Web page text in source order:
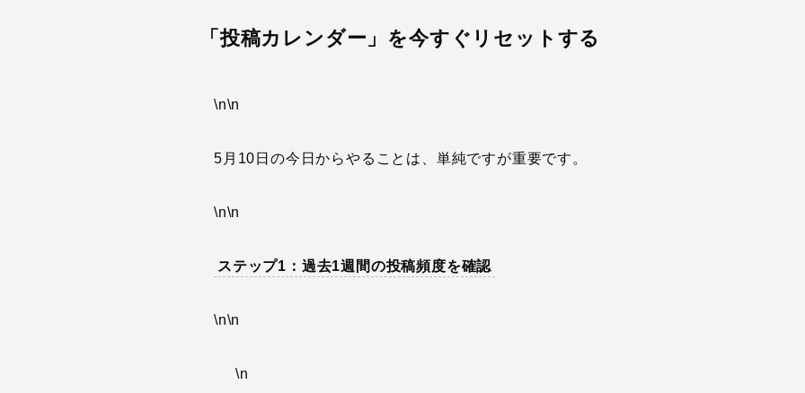
「投稿カレンダー」を今すぐリセットする
\n\n
5月10日の今日からやることは、単純ですが重要です。
\n\n
ステップ1：過去1週間の投稿頻度を確認
\n\n
\n